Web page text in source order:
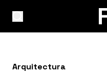
Arquitectura